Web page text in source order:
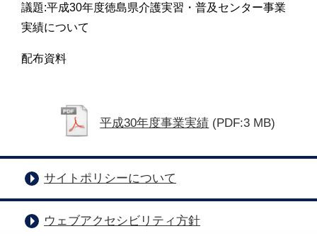
議題:平成30年度徳島県介護実習・普及センター事業
実績について
配布資料
平成30年度事業実績 (PDF:3 MB)
サイトポリシーについて
ウェブアクセシビリティ方針